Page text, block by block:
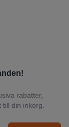
rabatter,
din inkorg.